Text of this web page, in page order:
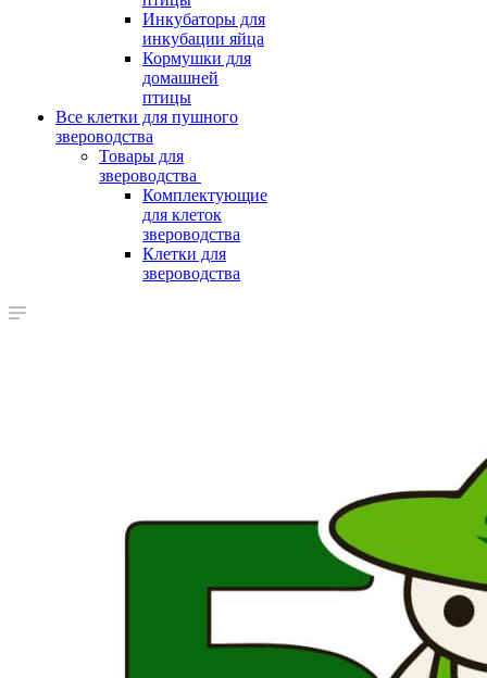
Инкубаторы для
инкубации яйца
Кормушки для
домашней
птицы
Все клетки для пушного
звероводства
Товары для
звероводства
Комплектующие
для клеток
звероводства
Клетки для
звероводства